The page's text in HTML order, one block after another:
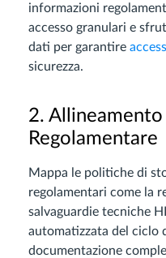
informazioni
accesso granulari e
dati per garantire
sicurezza.
2.
Regolamentare
Mappa le politiche di
regolamentari come la
salvaguardie tecniche
automatizzata del ciclo
documentazione